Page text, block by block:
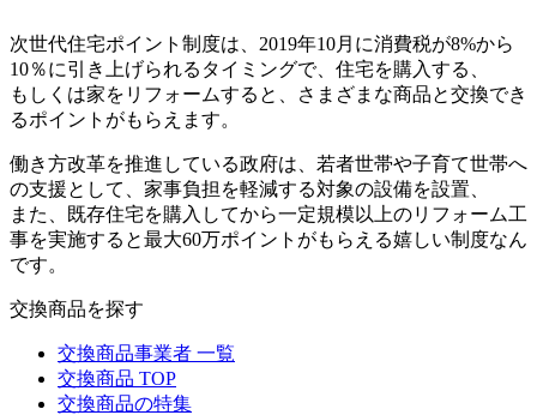
次世代住宅ポイント制度は、2019年10月に消費税が8%から
10％に引き上げられるタイミングで、住宅を購入する、
もしくは家をリフォームすると、さまざまな商品と交換でき
るポイントがもらえます。
働き方改革を推進している政府は、若者世帯や子育て世帯へ
の支援として、家事負担を軽減する対象の設備を設置、
また、既存住宅を購入してから一定規模以上のリフォーム工
事を実施すると最大60万ポイントがもらえる嬉しい制度なん
です。
交換商品を探す
交換商品事業者 一覧
交換商品 TOP
交換商品の特集